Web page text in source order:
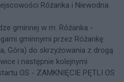
Różanka i Niewodna.
gminnej w m. Różanka -
gminnymi przez Różankę
Góra) do skrzyżowania z drogą
i następnie kolejnymi
OS - ZAMKNIĘCIE PĘTLI OS